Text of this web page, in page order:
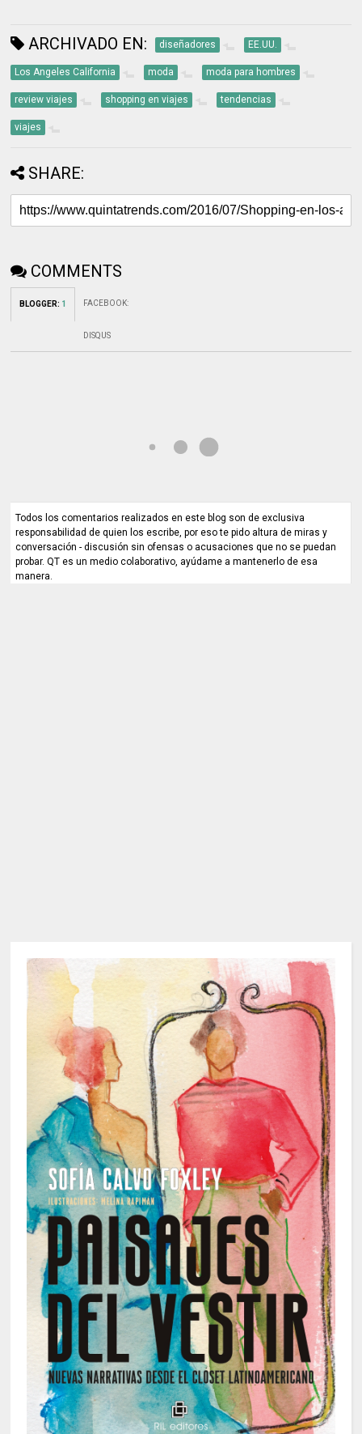
ARCHIVADO EN: diseñadores EE.UU.
Los Angeles California moda moda para hombres
review viajes shopping en viajes tendencias
viajes
SHARE:
COMMENTS
BLOGGER: 1 FACEBOOK:
DISQUS
Todos los comentarios realizados en este blog son de exclusiva
responsabilidad de quien los escribe, por eso te pido altura de miras y
conversación - discusión sin ofensas o acusaciones que no se puedan
probar. QT es un medio colaborativo, ayúdame a mantenerlo de esa
manera.